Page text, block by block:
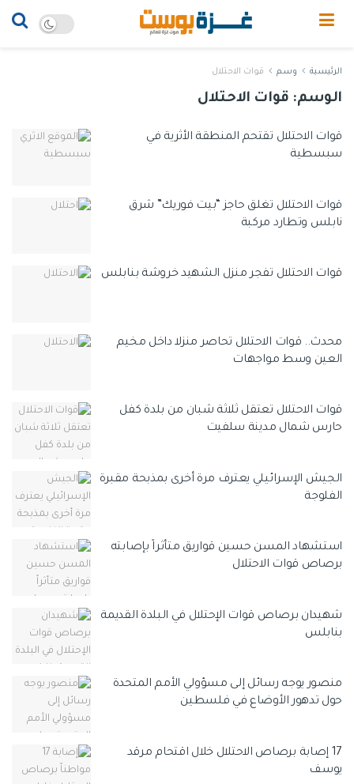
الرئيسية وسم قوات الاحتلال
الوسم: قوات الاحتلال
قوات الاحتلال تقتحم المنطقة الأثرية في
سبسطية
قوات الاحتلال تغلق حاجز “بيت فوريك” شرق
نابلس وتطارد مركبة
قوات الاحتلال تفجر منزل الشهيد خروشة بنابلس
محدث.. قوات الاحتلال تحاصر منزلا داخل مخيم
العين وسط مواجهات
قوات الاحتلال تعتقل ثلاثة شبان من بلدة كفل
حارس شمال مدينة سلفيت
الجيش الإسرائيلي يعترف مرة أخرى بمذبحة مقبرة
الفلوجة
استشهاد المسن حسين قواريق متأثراً بإصابته
برصاص قوات الاحتلال
شهيدان برصاص قوات الإحتلال في البلدة القديمة
بنابلس
منصور يوجه رسائل إلى مسؤولي الأمم المتحدة
حول تدهور الأوضاع في فلسطين
17 إصابة برصاص الاحتلال خلال اقتحام مرقد
يوسف